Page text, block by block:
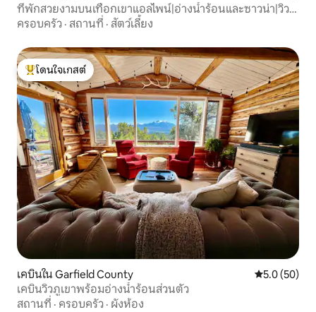
ที่พักสวยงามบนเทือกเขาแอลไพน์|อ่างน้ำร้อนและซาวน่า|วิว
360 องศา
ครอบครัว · สถานที่ · สัตว์เลี้ยง
โดนใจเกสต์ที่สุด
โดนใจเกสต์
เคบินใน Garfield County คะแนนเฉลี่ย
5.0 (50)
เคบินวิวภูเขาพร้อมอ่างน้ำร้อนส่วนตัว
สถานที่ · ครอบครัว · ผังห้อง